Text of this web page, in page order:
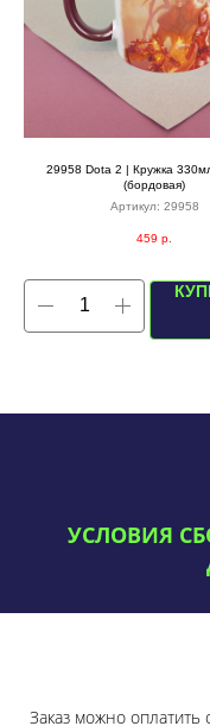
29958 Dota 2 | Кружка 330мл
(бордовая)
Артикул: 29958
459 р.
УСЛОВИЯ
Заказ можно